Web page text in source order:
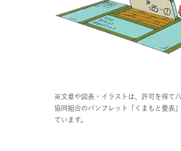
※文章や図表・イラストは、許可を得て
協同組合のパンフレット「くまもと畳表
ています。